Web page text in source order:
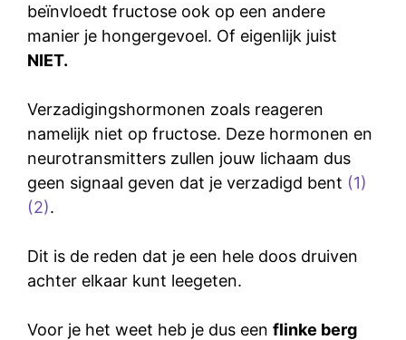
beïnvloedt fructose ook op een andere
manier je hongergevoel. Of eigenlijk juist
NIET.
Verzadigingshormonen zoals reageren
namelijk niet op fructose. Deze hormonen en
neurotransmitters zullen jouw lichaam dus
geen signaal geven dat je verzadigd bent (1)
(2).
Dit is de reden dat je een hele doos druiven
achter elkaar kunt leegeten.
Voor je het weet heb je dus een flinke berg